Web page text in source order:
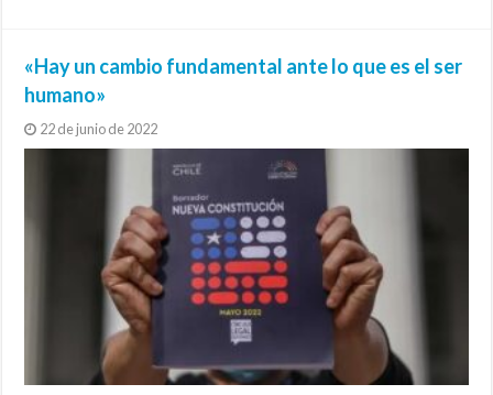
«Hay un cambio fundamental ante lo que es el ser
humano»
22 de junio de 2022